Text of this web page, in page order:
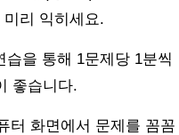
리 익히세요.
을 통해 1문제당 1분씩
좋습니다.
터 화면에서 문제를 꼼꼼